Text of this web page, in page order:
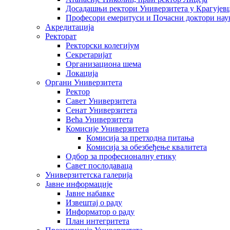
Досадашњи ректори Универзитета у
Професори емеритуси и Почасни доктори
Акредитација
Ректорат
Ректорски колегијум
Секретаријат
Организациона шема
Локација
Органи Универзитета
Ректор
Савет Универзитета
Сенат Универзитета
Већа Универзитета
Комисије Универзитета
Комисија за претходна питања
Комисија за обезбеђење квалитета
Одбор за професионалну етику
Савет послодаваца
Универзитетска галерија
Јавне информације
Јавне набавке
Извештај о раду
Информатор о раду
План интегритета